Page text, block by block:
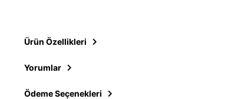
Ürün Özellikleri
Yorumlar
Ödeme Seçenekleri